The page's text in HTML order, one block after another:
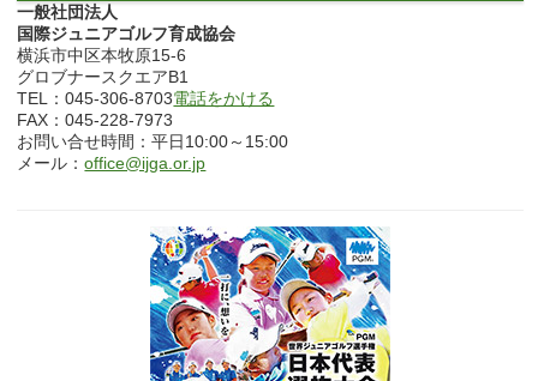
一般社団法人
国際ジュニアゴルフ育成協会
横浜市中区本牧原15-6
グロブナースクエアB1
TEL：045-306-8703電話をかける
FAX：045-228-7973
お問い合せ時間：平日10:00～15:00
メール：office@ijga.or.jp